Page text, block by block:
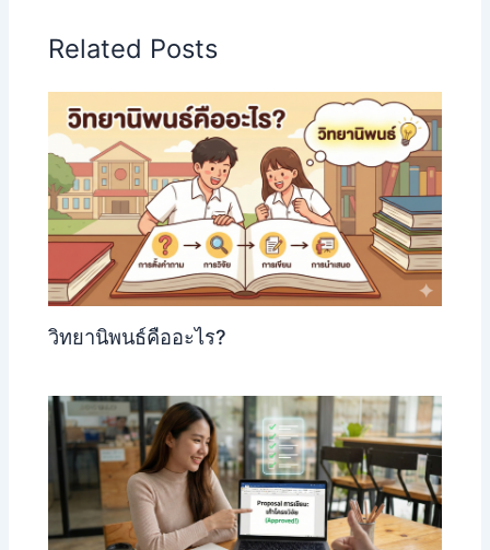
Related Posts
วิทยานิพนธ์คืออะไร?